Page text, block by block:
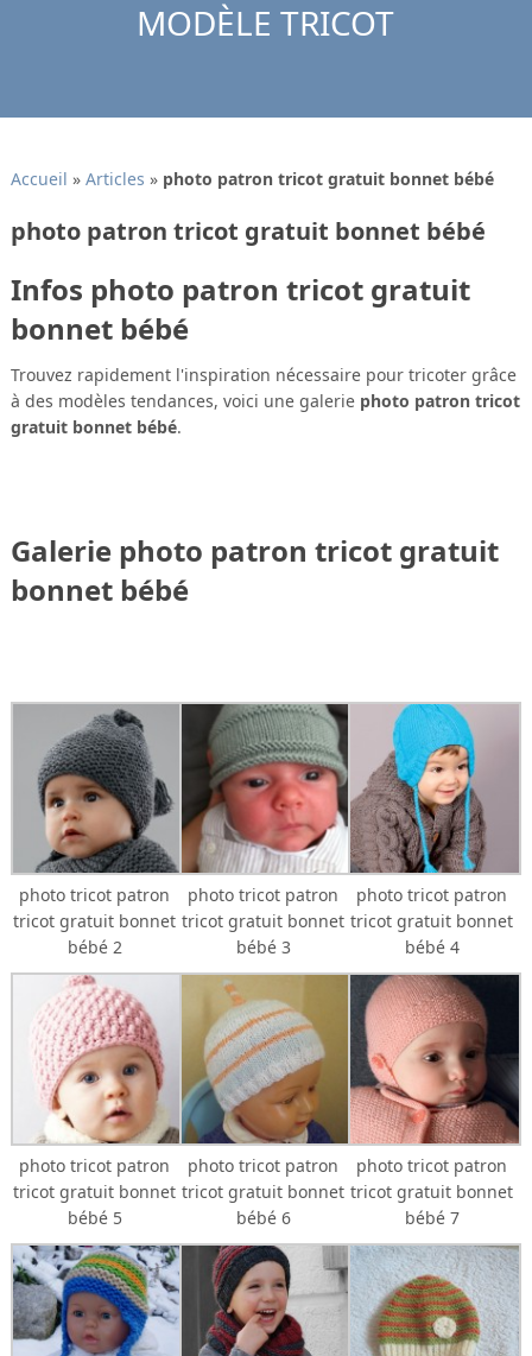
MODÈLE TRICOT
Accueil » Articles » photo patron tricot gratuit bonnet bébé
photo patron tricot gratuit bonnet bébé
Infos photo patron tricot gratuit
bonnet bébé
Trouvez rapidement l'inspiration nécessaire pour tricoter grâce
à des modèles tendances, voici une galerie photo patron tricot
gratuit bonnet bébé.
Galerie photo patron tricot gratuit
bonnet bébé
photo tricot patron
tricot gratuit bonnet
bébé 2
photo tricot patron
tricot gratuit bonnet
bébé 3
photo tricot patron
tricot gratuit bonnet
bébé 4
photo tricot patron
tricot gratuit bonnet
bébé 5
photo tricot patron
tricot gratuit bonnet
bébé 6
photo tricot patron
tricot gratuit bonnet
bébé 7